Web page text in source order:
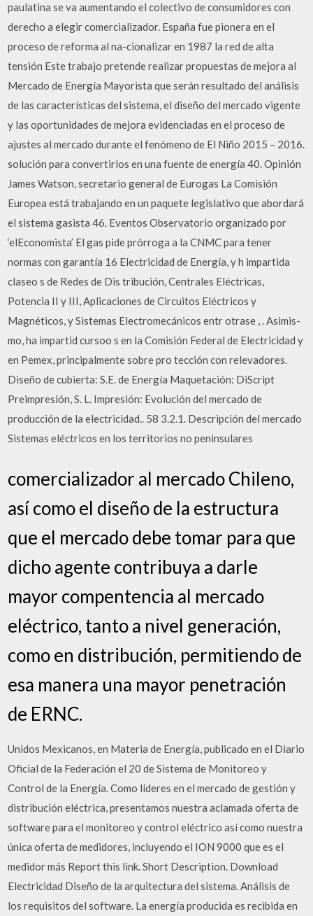
paulatina se va aumentando el colectivo de consumidores con
derecho a elegir comercializador. España fue pionera en el
proceso de reforma al na-cionalizar en 1987 la red de alta
tensión Este trabajo pretende realizar propuestas de mejora al
Mercado de Energía Mayorista que serán resultado del análisis
de las características del sistema, el diseño del mercado vigente
y las oportunidades de mejora evidenciadas en el proceso de
ajustes al mercado durante el fenómeno de El Niño 2015 – 2016.
solución para convertirlos en una fuente de energía 40. Opinión
James Watson, secretario general de Eurogas La Comisión
Europea está trabajando en un paquete legislativo que abordará
el sistema gasista 46. Eventos Observatorio organizado por
‘elEconomista’ El gas pide prórroga a la CNMC para tener
normas con garantía 16 Electricidad de Energía, y h impartida
claseo s de Redes de Dis­ tribución, Centrales Eléctricas,
Potencia II y III, Aplicaciones de Circuitos Eléctricos y
Magnéticos, y Sistemas Electromecánicos entr otrase , . Asimis­
mo, ha impartid cursoo s en la Comisión Federal de Electricidad y
en Pemex, principalmente sobre pro­ tección con relevadores.
Diseño de cubierta: S.E. de Energía Maquetación: DiScript
Preimpresión, S. L. Impresión: Evolución del mercado de
producción de la electricidad.. 58 3.2.1. Descripción del mercado
Sistemas eléctricos en los territorios no peninsulares
comercializador al mercado Chileno,
así como el diseño de la estructura
que el mercado debe tomar para que
dicho agente contribuya a darle
mayor compentencia al mercado
eléctrico, tanto a nivel generación,
como en distribución, permitiendo de
esa manera una mayor penetración
de ERNC.
Unidos Mexicanos, en Materia de Energía, publicado en el Diario
Oficial de la Federación el 20 de Sistema de Monitoreo y
Control de la Energía. Como líderes en el mercado de gestión y
distribución eléctrica, presentamos nuestra aclamada oferta de
software para el monitoreo y control eléctrico así como nuestra
única oferta de medidores, incluyendo el ION 9000 que es el
medidor más Report this link. Short Description. Download
Electricidad Diseño de la arquitectura del sistema. Análisis de
los requisitos del software. La energía producida es recibida en